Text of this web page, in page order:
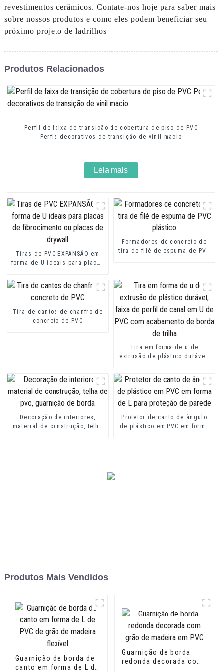
revestimentos cerâmicos. Contate-nos hoje para saber mais
sobre nossos produtos e como eles podem beneficiar seu
próximo projeto de ladrilhos
Produtos Relacionados
Perfil de faixa de transição de cobertura de piso de PVC
Perfis decorativos de transição de vinil macio
Leia mais
Tiras de PVC EXPANSÃO em
forma de U ideais para placas
Formadores de concreto de
tira de filé de espuma de PVC
Tira de cantos de chanfro de
concreto de PVC
Tira em forma de u de
extrusão de plástico durável,
borda de trilha
Decoração de interiores,
material de construção, telha
Protetor de canto de ângulo
de plástico em PVC em forma
Produtos Mais Vendidos
Guarnição de borda de
canto em forma de L de
Guarnição de borda
redonda decorada com